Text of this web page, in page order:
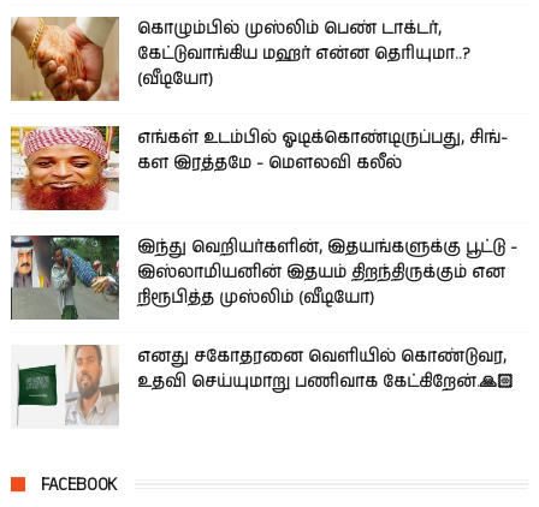
கொழும்பில் முஸ்லிம் பெண் டாக்டர்,
கேட்டுவாங்கிய மஹர் என்ன தெரியுமா..?
(வீடியோ)
எங்கள் உடம்பில் ஓடிக்­கொண்­டி­ருப்­பது, சிங்­
கள இரத்­தமே - மௌலவி கலீல்
இந்து வெறியர்களின், இதயங்களுக்கு பூட்டு -
இஸ்லாமியனின் இதயம் திறந்திருக்கும் என
நிரூபித்த முஸ்லிம் (வீடியோ)
எனது சகோதரனை வெளியில் கொண்டுவர,
உதவி செய்யுமாறு பணிவாக கேட்கிறேன்.🙏🏻
FACEBOOK